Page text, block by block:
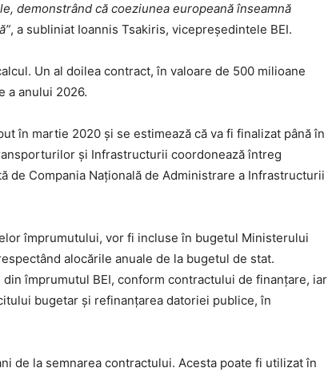
demonstrând că coeziunea europeană înseamnă
, a subliniat Ioannis Tsakiris, vicepreședintele BEI.
Un al doilea contract, în valoare de 500 milioane
a anului 2026.
în martie 2020 și se estimează că va fi finalizat până în
și Infrastructurii coordonează întreg
de Compania Națională de Administrare a Infrastructurii
împrumutului, vor fi incluse în bugetul Ministerului
alocările anuale de la bugetul de stat.
împrumutul BEI, conform contractului de finanțare, iar
bugetar și refinanțarea datoriei publice, în
de la semnarea contractului. Acesta poate fi utilizat în